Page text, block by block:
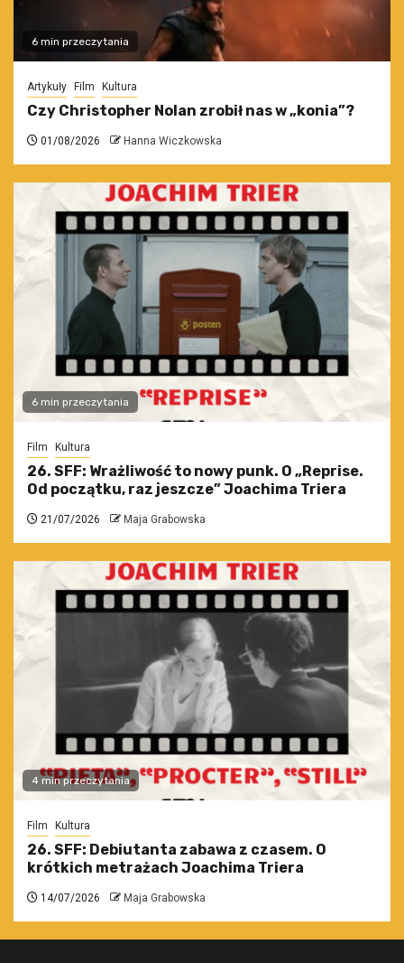
6 min przeczytania
Artykuły Film Kultura
Czy Christopher Nolan zrobił nas w „konia”?
01/08/2026 Hanna Wiczkowska
6 min przeczytania
Film Kultura
26. SFF: Wrażliwość to nowy punk. O „Reprise.
Od początku, raz jeszcze” Joachima Triera
21/07/2026 Maja Grabowska
4 min przeczytania
Film Kultura
26. SFF: Debiutanta zabawa z czasem. O
krótkich metrażach Joachima Triera
14/07/2026 Maja Grabowska